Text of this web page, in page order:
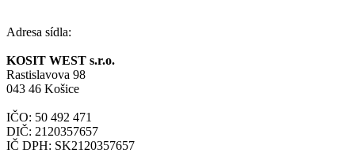
Adresa sídla:
KOSIT WEST s.r.o.
Rastislavova 98
043 46 Košice
IČO: 50 492 471
DIČ: 2120357657
IČ DPH: SK2120357657